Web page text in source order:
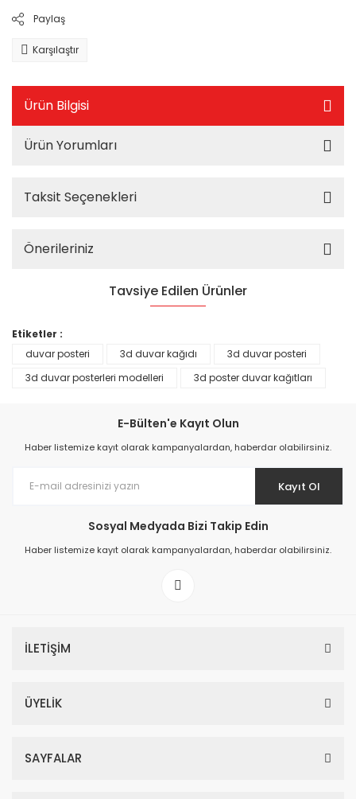
Paylaş
Karşılaştır
Ürün Bilgisi
Ürün Yorumları
Taksit Seçenekleri
Önerileriniz
Tavsiye Edilen Ürünler
Etiketler :
duvar posteri
3d duvar kağıdı
3d duvar posteri
3d duvar posterleri modelleri
3d poster duvar kağıtları
E-Bülten'e Kayıt Olun
Haber listemize kayıt olarak kampanyalardan, haberdar olabilirsiniz.
Kayıt Ol
Sosyal Medyada Bizi Takip Edin
Haber listemize kayıt olarak kampanyalardan, haberdar olabilirsiniz.
İLETİŞİM
ÜYELİK
SAYFALAR